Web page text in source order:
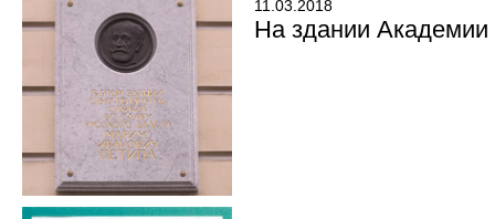
11.03.2018
На здании